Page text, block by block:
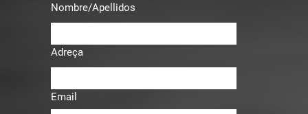
Nombre/Apellidos
Adreça
Email